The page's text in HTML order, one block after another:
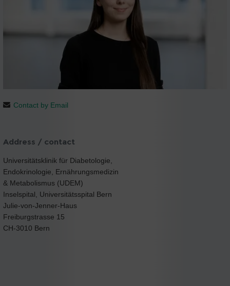
Contact by Email
Address / contact
Universitätsklinik für Diabetologie,
Endokrinologie, Ernährungsmedizin
& Metabolismus (UDEM)
Inselspital, Universitätsspital Bern
Julie-von-Jenner-Haus
Freiburgstrasse 15
CH-3010 Bern